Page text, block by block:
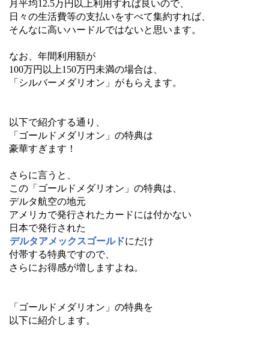
月平均12.5万円以上利用すれば良いので、
日々の生活費等の支払いをすべて集約すれば、
そんなに高いハードルではないと思います。
なお、年間利用額が
100万円以上150万円未満の場合は、
「シルバーメダリオン」がもらえます。
以下で紹介する通り、
「ゴールドメダリオン」の特典は
豪華すぎます！
さらに言うと、
この「ゴールドメダリオン」の特典は、
デルタ航空の地元
アメリカで発行されたカードには付かない
日本で発行された
デルタアメックスゴールドにだけ
付帯する特典ですので、
さらにお得感が増しますよね。
「ゴールドメダリオン」の特典を
以下に紹介します。